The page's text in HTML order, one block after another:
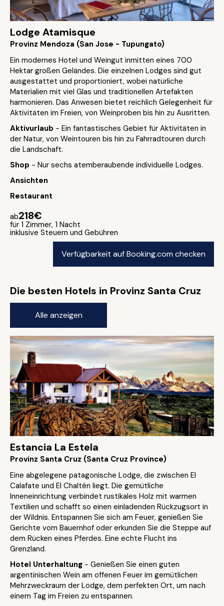
Lodge Atamisque
Provinz Mendoza (San Jose - Tupungato)
Ein modernes Hotel und Weingut inmitten eines 700
Hektar großen Geländes. Die einzelnen Lodges sind gut
ausgestattet und proportioniert, wobei natürliche
Materialien mit viel Glas und traditionellen Artefakten
harmonieren. Das Anwesen bietet reichlich Gelegenheit für
Aktivitäten im Freien, von Weinproben bis hin zu Ausritten.
Aktivurlaub - Ein fantastisches Gebiet für Aktivitäten in
der Natur, von Weintouren bis hin zu Fahrradtouren durch
die Landschaft.
Shop - Nur sechs atemberaubende individuelle Lodges.
Ansichten
Restaurant
ab218€
für 1 Zimmer, 1 Nacht
inklusive Steuern und Gebühren
Verfügbarkeit auf Booking.com checken
Die besten Hotels in Provinz Santa Cruz
Alle anzeigen
Estancia La Estela
Provinz Santa Cruz (Santa Cruz Province)
Eine abgelegene patagonische Lodge, die zwischen El
Calafate und El Chaltén liegt. Die gemütliche
Inneneinrichtung verbindet rustikales Holz mit warmen
Textilien und schafft so einen einladenden Rückzugsort in
der Wildnis. Entspannen Sie sich am Feuer, genießen Sie
Gerichte vom Bauernhof oder erkunden Sie die Steppe auf
dem Rücken eines Pferdes. Eine echte Flucht ins
Grenzland.
Hotel Unterhaltung - Genießen Sie einen guten
argentinischen Wein am offenen Feuer im gemütlichen
Mehrzweckraum der Lodge, dem perfekten Ort, um nach
einem Tag im Freien zu entspannen.